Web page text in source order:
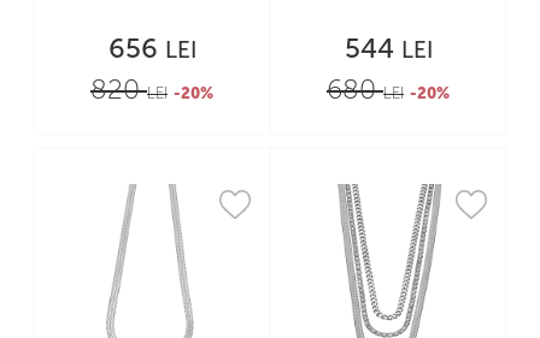
656 LEI
820LEI -20%
544 LEI
680LEI -20%